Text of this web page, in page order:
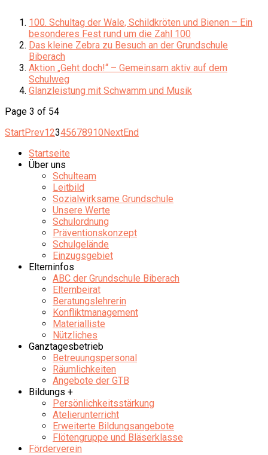
100. Schultag der Wale, Schildkröten und Bienen – Ein
besonderes Fest rund um die Zahl 100
Das kleine Zebra zu Besuch an der Grundschule
Biberach
Aktion „Geht doch!“ – Gemeinsam aktiv auf dem
Schulweg
Glanzleistung mit Schwamm und Musik
Page 3 of 54
StartPrev12345678910NextEnd
Startseite
Über uns
Schulteam
Leitbild
Sozialwirksame Grundschule
Unsere Werte
Schulordnung
Präventionskonzept
Schulgelände
Einzugsgebiet
Elterninfos
ABC der Grundschule Biberach
Elternbeirat
Beratungslehrerin
Konfliktmanagement
Materialliste
Nützliches
Ganztagesbetrieb
Betreuungspersonal
Räumlichkeiten
Angebote der GTB
Bildungs +
Persönlichkeitsstärkung
Atelierunterricht
Erweiterte Bildungsangebote
Flötengruppe und Bläserklasse
Förderverein